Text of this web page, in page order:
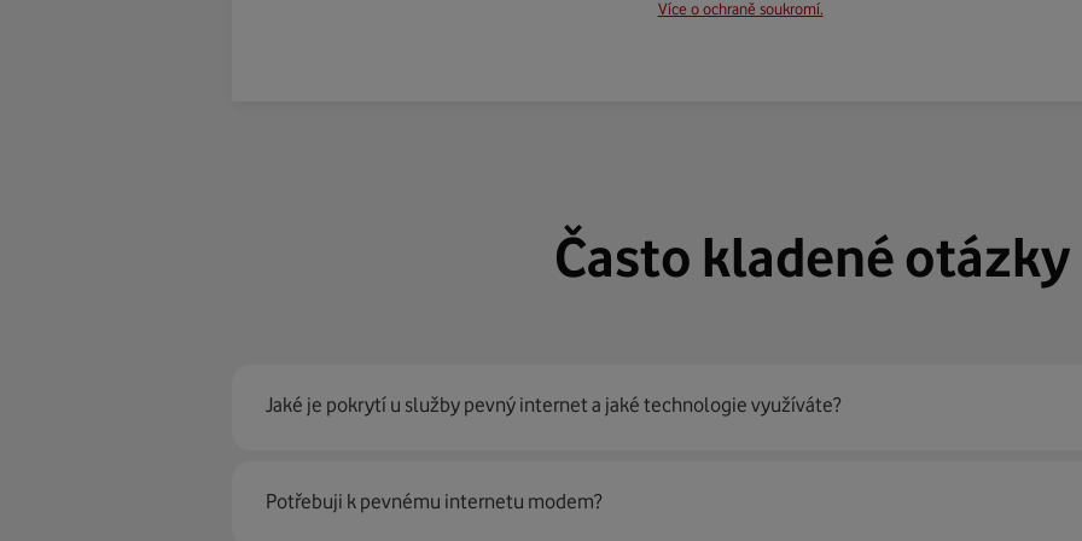
Více o ochraně soukromí.
Často kladené otázky
Jaké je pokrytí u služby pevný internet a jaké technologie využíváte?
Pevný internet můžeme nabídnout99 % českých domácností
prostřednictvím několika
Potřebuji k pevnému internetu modem?